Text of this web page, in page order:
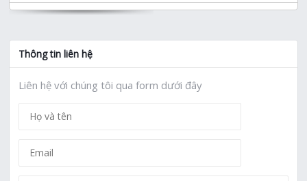
Thông tin liên hệ
Liên hệ với chúng tôi qua form dưới đây